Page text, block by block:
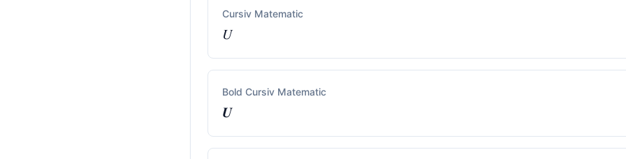
Cursiv Matematic
𝑈
Bold Cursiv Matematic
𝑼